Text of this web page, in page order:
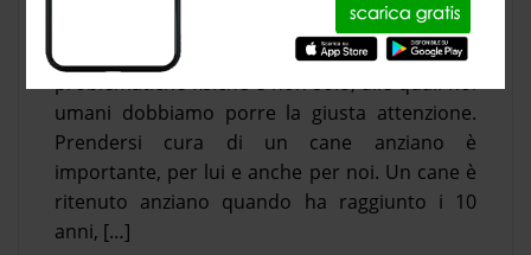
Un cane anziano ha esigenze particolari, il
trascorrere degli anni porta con se una serie di
problematiche fisiche e non solo, alle quali noi
umani dobbiamo porre la giusta attenzione.
Prendersi cura di un cane anziano è
importante, per lui e anche per noi. Un cane è
ritenuto anziano quando ha raggiunto i 10
anni, […]